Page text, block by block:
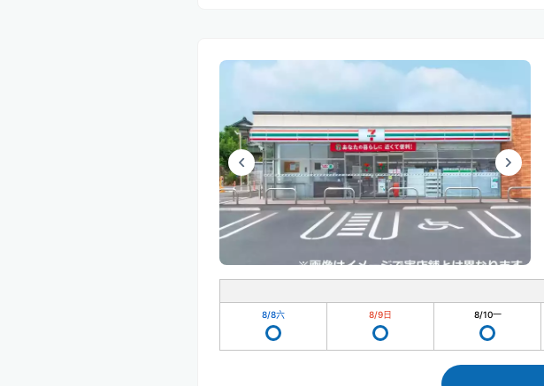
8/8六 8/9日 8/10一